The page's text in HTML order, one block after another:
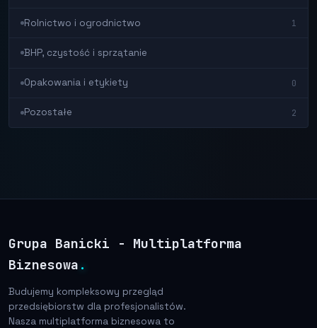
Rolnictwo i ogrodnictwo 1
BHP, czystość i sprzątanie
Opakowania i etykiety 0
Pozostałe 2
Grupa Banicki - Multiplatforma
Biznesowa .
Budujemy kompleksowy przegląd
przedsiębiorstw dla profesjonalistów.
Nasza multiplatforma biznesowa to